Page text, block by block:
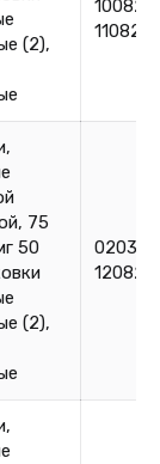
(2),
100825,
110825
75
50
(2),
120825